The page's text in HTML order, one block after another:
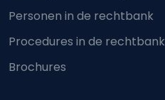
Personen in de rechtbank
Procedures in de rechtbank
Brochures